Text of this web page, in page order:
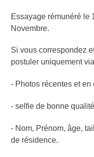
Essayage rémunéré le
Novembre.
Si vous correspondez
postuler uniquement
- Photos récentes et
- selfie de bonne
- Nom, Prénom, âge,
de résidence.